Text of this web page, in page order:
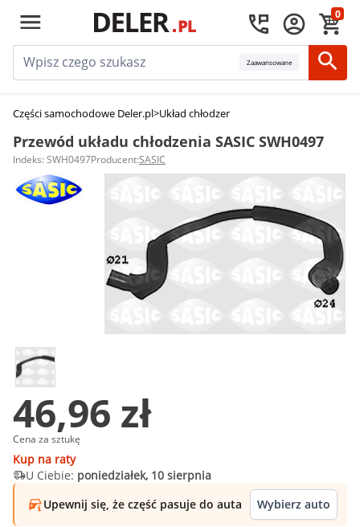
0
Zaawansowane
Części samochodowe Deler.pl>Układ chłodzenia silnika
Przewód układu chłodzenia SASIC SWH0497
Indeks: SWH0497Producent:SASIC
46,96 zł
Cena za sztukę
Kup na raty
U Ciebie: poniedziałek, 10 sierpnia
Upewnij się, że część pasuje do auta
Wybierz auto